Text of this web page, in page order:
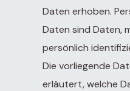
Daten erhoben.
Daten sind Daten,
persönlich
Die vorliegende
erläutert, welche